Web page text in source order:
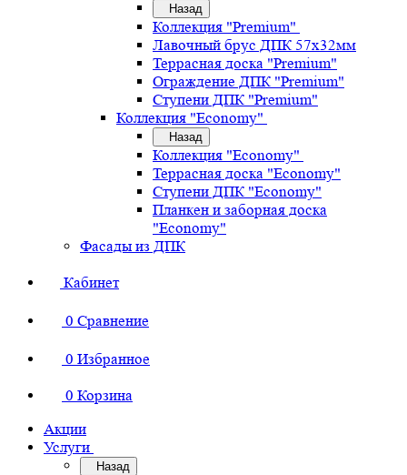
Назад
Коллекция "Premium"
Лавочный брус ДПК 57х32мм
Террасная доска "Premium"
Ограждение ДПК "Premium"
Ступени ДПК "Premium"
Коллекция "Economy"
Назад
Коллекция "Economy"
Террасная доска "Economy"
Ступени ДПК "Economy"
Планкен и заборная доска
"Economy"
Фасады из ДПК
Кабинет
0 Сравнение
0 Избранное
0 Корзина
Акции
Услуги
Назад